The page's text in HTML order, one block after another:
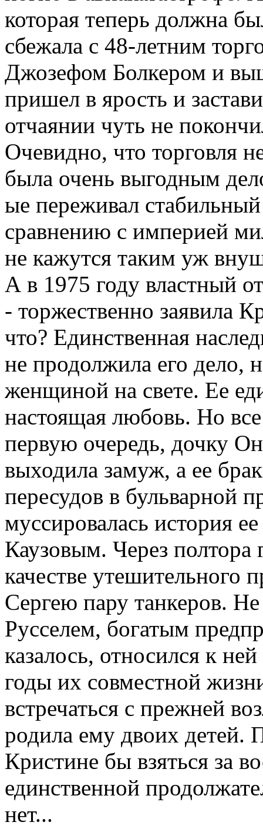
которая теперь должна
сбежала с 48-летним
Джозефом Болкером и
пришел в ярость и
отчаянии чуть не
Очевидно, что торговля
была очень выгодным
ые переживал
сравнению с империей
не кажутся таким уж
А в 1975 году властный
- торжественно заявила
что? Единственная
не продолжила его дело,
женщиной на свете. Ее
настоящая любовь. Но
первую очередь, дочку
выходила замуж, а ее
пересудов в бульварной
муссировалась история
Каузовым. Через полтора
качестве утешительного
Сергею пару танкеров.
Русселем, богатым
казалось, относился к
годы их совместной
встречаться с прежней
родила ему двоих детей.
Кристине бы взяться за
единственной
нет...